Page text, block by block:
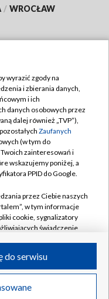
/ WROCŁAW
w likwidacji
wyrazić zgody na
i zbierania danych,
i ich
danych osobowych przez
dalej również „TVP”),
Zaufanych
(w tym do
zainteresowań i
wskazujemy poniżej, a
PPID do Google.
przez Ciebie naszych
w tym informacje
cookie, sygnalizatory
świadczenie
przez Ciebie
IP, identyfikatory
do serwisu